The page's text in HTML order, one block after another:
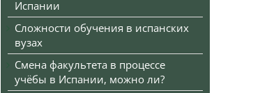
Испании
Сложности обучения в испанских
вузах
Смена факультета в процессе
учёбы в Испании, можно ли?